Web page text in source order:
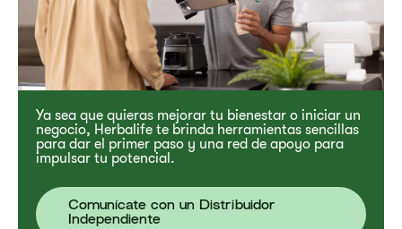
Ya sea que quieras mejorar tu bienestar o iniciar un
negocio, Herbalife te brinda herramientas sencillas
para dar el primer paso y una red de apoyo para
impulsar tu potencial.
Comunícate con un Distribuidor
Independiente